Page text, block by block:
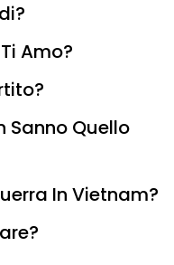
Amo?
Sanno Quello
In Vietnam?